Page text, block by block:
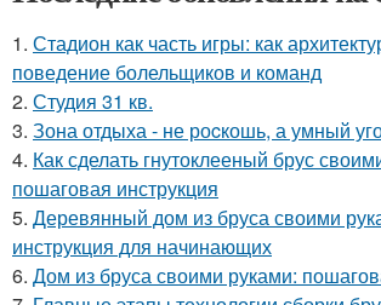
1. Стадион как часть игры: как
поведение болельщиков и команд
2. Студия 31 кв.
3. Зона отдыха - не роcкошь, а умный
4. Как сделать гнутоклееный брус
пошаговая инструкция
5. Деревянный дом из бруса своими
инструкция для начинающих
6. Дом из бруса своими руками: